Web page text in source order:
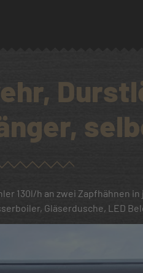
130l/h an zwei Zapfhähnen
Gläserdusche, LED